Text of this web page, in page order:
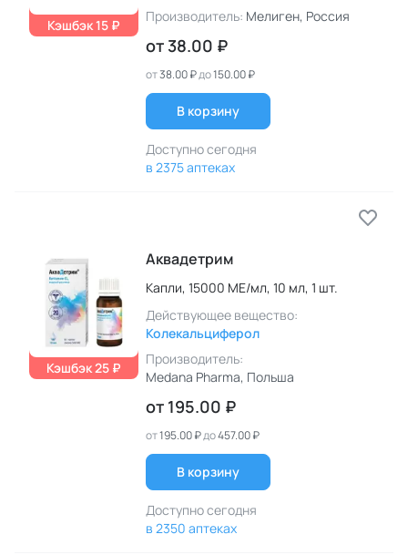
Кэшбэк 15 ₽
Производитель: Мелиген, Россия
от 38.00 ₽
от38.00 ₽до150.00 ₽
В корзину
Доступно сегодня
в 2375 аптеках
Кэшбэк 25 ₽
Аквадетрим
Капли, 15000 МЕ/мл, 10 мл, 1 шт.
Действующее вещество:
Колекальциферол
Производитель:
Medana Pharma, Польша
от 195.00 ₽
от195.00 ₽до457.00 ₽
В корзину
Доступно сегодня
в 2350 аптеках